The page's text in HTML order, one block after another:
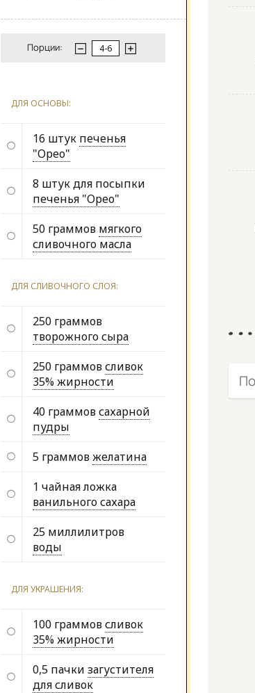
Порции:
ДЛЯ ОСНОВЫ:
16 штук печенья
"Орео"
8 штук для посыпки
печенья "Орео"
50 граммов мягкого
сливочного масла
ДЛЯ СЛИВОЧНОГО СЛОЯ:
250 граммов
творожного сыра
250 граммовсливок
35% жирности
40 граммовсахарной
пудры
5 граммовжелатина
1 чайная ложка
ванильного сахара
25 миллилитров
воды
ДЛЯ УКРАШЕНИЯ:
100 граммовсливок
35% жирности
0,5 пачки загустителя
для сливок